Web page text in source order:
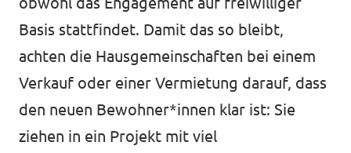
Basis stattfindet. Damit das so bleibt,
achten die Hausgemeinschaften bei einem
Verkauf oder einer Vermietung darauf, dass
den neuen Bewohner*innen klar ist: Sie
ziehen in ein Projekt mit viel